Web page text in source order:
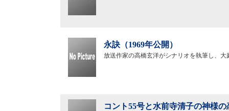
永訣（1969年公開）
放送作家の高橋玄洋がシナリオを執筆し、
コント55号と水前寺清子の神様の